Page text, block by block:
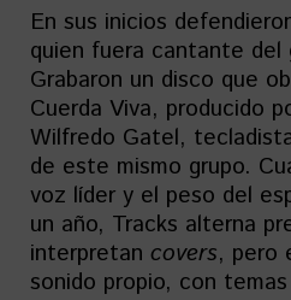
En sus inicios
quien fuera cantante del
Grabaron un disco que
Cuerda Viva, producido
Wilfredo Gatel,
de este mismo grupo.
voz líder y el peso del
un año, Tracks alterna
interpretan covers, pero
sonido propio, con